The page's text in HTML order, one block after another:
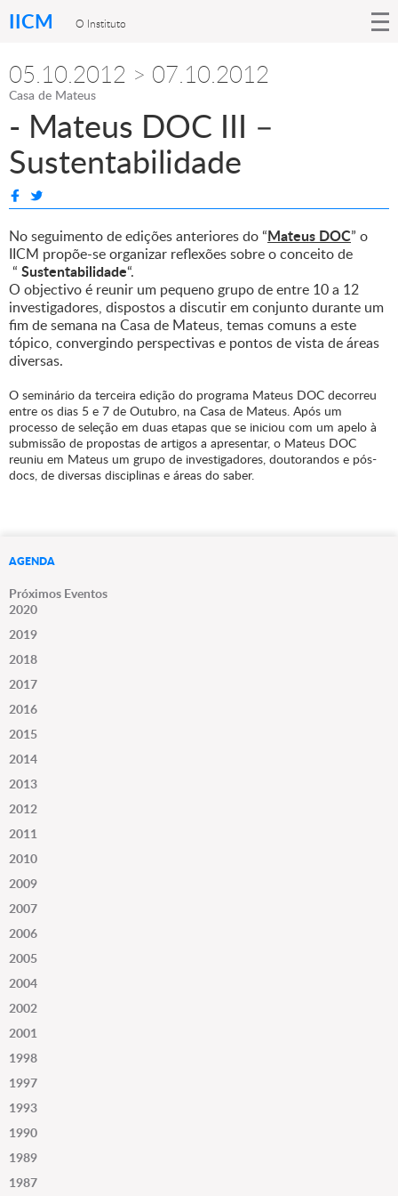
IICM O Instituto
05.10.2012 > 07.10.2012
Casa de Mateus
- Mateus DOC III –
Sustentabilidade
No seguimento de edições anteriores do “Mateus DOC” o
IICM propõe-se organizar reflexões sobre o conceito de
“ Sustentabilidade“.
O objectivo é reunir um pequeno grupo de entre 10 a 12
investigadores, dispostos a discutir em conjunto durante um
fim de semana na Casa de Mateus, temas comuns a este
tópico, convergindo perspectivas e pontos de vista de áreas
diversas.
O seminário da terceira edição do programa Mateus DOC decorreu
entre os dias 5 e 7 de Outubro, na Casa de Mateus. Após um
processo de seleção em duas etapas que se iniciou com um apelo à
submissão de propostas de artigos a apresentar, o Mateus DOC
reuniu em Mateus um grupo de investigadores, doutorandos e pós-
docs, de diversas disciplinas e áreas do saber.
AGENDA
Próximos Eventos
2020
2019
2018
2017
2016
2015
2014
2013
2012
2011
2010
2009
2007
2006
2005
2004
2002
2001
1998
1997
1993
1990
1989
1987